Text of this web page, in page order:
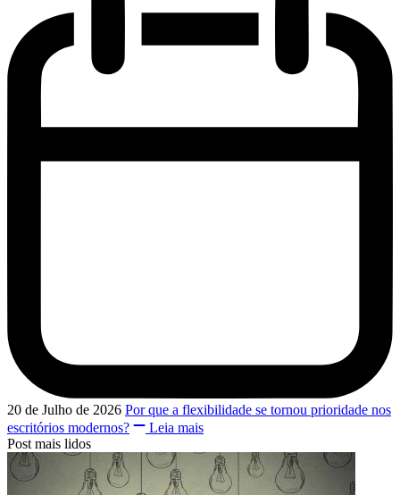
20 de Julho de 2026 Por que a flexibilidade se tornou prioridade nos
escritórios modernos?
Leia mais
Post mais lidos